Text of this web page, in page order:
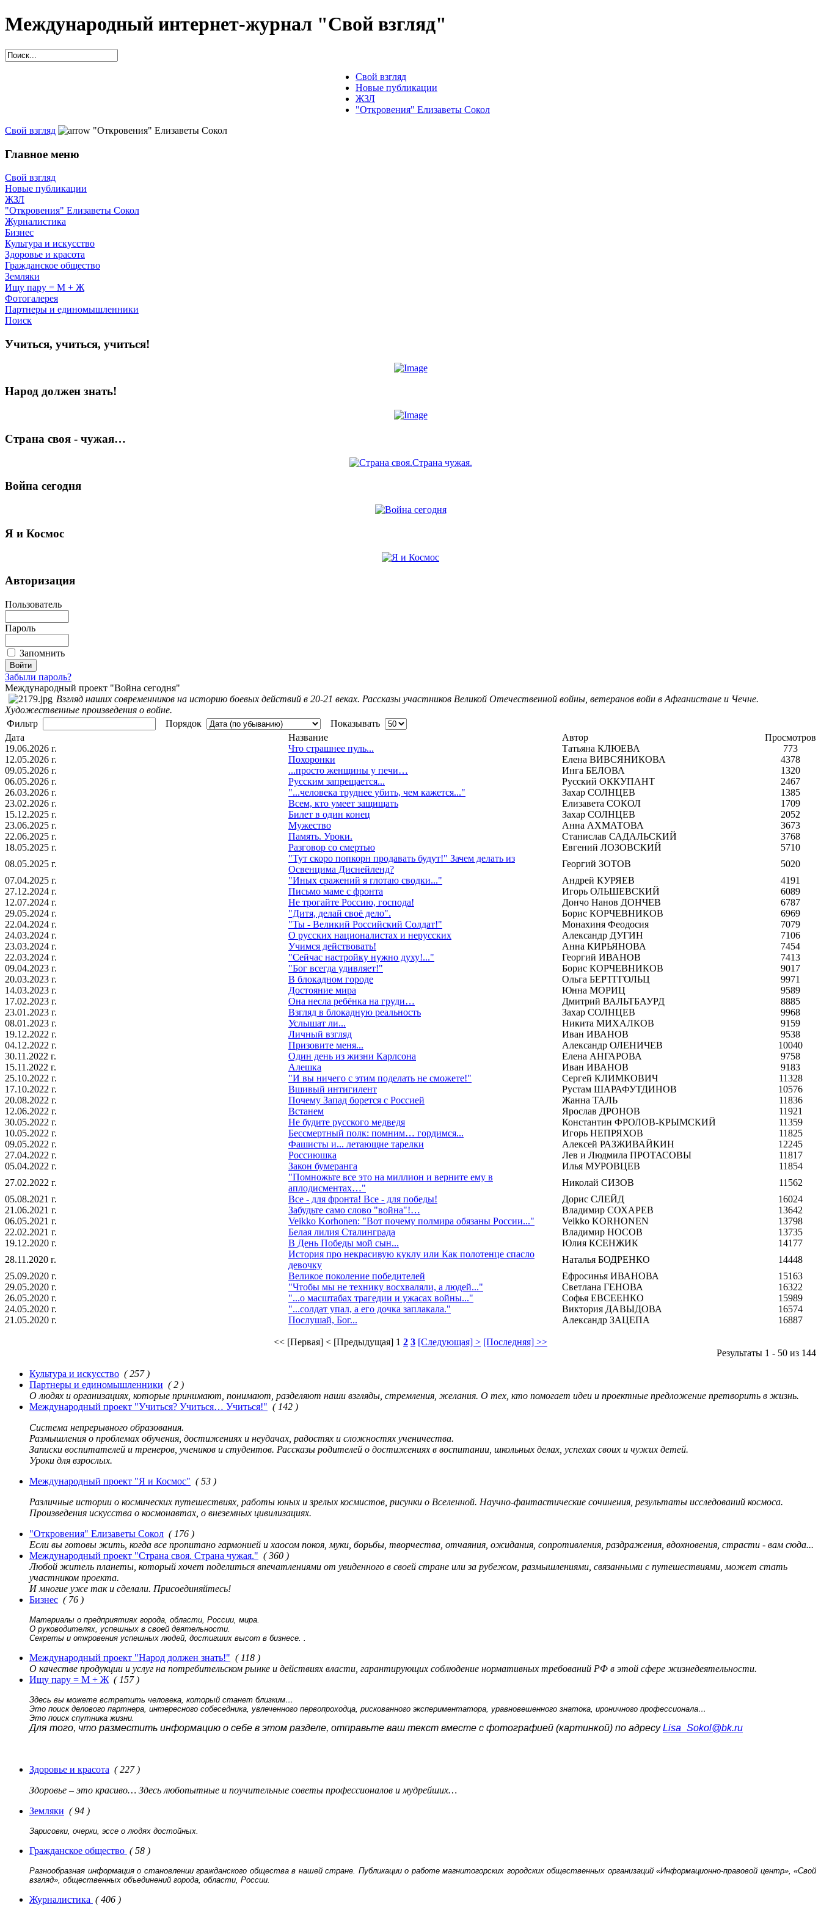
Международный интернет-журнал "Свой взгляд"
Свой взгляд
Новые публикации
ЖЗЛ
"Откровения" Елизаветы Сокол
Свой взгляд
"Откровения" Елизаветы Сокол
Главное меню
Свой взгляд
Новые публикации
ЖЗЛ
"Откровения" Елизаветы Сокол
Журналистика
Бизнес
Культура и искусство
Здоровье и красота
Гражданское общество
Земляки
Ищу пару = М + Ж
Фотогалерея
Партнеры и единомышленники
Поиск
Учиться, учиться, учиться!
Народ должен знать!
Страна своя - чужая…
Война сегодня
Я и Космос
Авторизация
Пользователь
Пароль
Запомнить
Забыли пароль?
Международный проект "Война сегодня"
Взгляд наших современников на историю боевых действий в 20-21 веках. Рассказы участников Великой Отечественной войны, ветеранов войн в Афганистане и Чечне.
Художественные произведения о войне.
Фильтр
Порядок
Показывать
Дата
Название Автор
Просмотров
19.06.2026 г.
Что страшнее пуль... Татьяна КЛЮЕВА
773
12.05.2026 г.
Похоронки Елена ВИВСЯНИКОВА
4378
09.05.2026 г.
...просто женщины у печи… Инга БЕЛОВА
1320
06.05.2026 г.
Русским запрещается... Русский ОККУПАНТ
2467
26.03.2026 г.
"...человека труднее убить, чем кажется..." Захар СОЛНЦЕВ
1385
23.02.2026 г.
Всем, кто умеет защищать Елизавета СОКОЛ
1709
15.12.2025 г.
Билет в один конец Захар СОЛНЦЕВ
2052
23.06.2025 г.
Мужество Анна АХМАТОВА
3673
22.06.2025 г.
Память. Уроки. Станислав САДАЛЬСКИЙ
3768
18.05.2025 г.
Разговор со смертью Евгений ЛОЗОВСКИЙ
5710
08.05.2025 г.
"Тут скоро попкорн продавать будут!" Зачем делать из
Освенцима Диснейленд?
Георгий ЗОТОВ
5020
07.04.2025 г.
"Иных сражений я глотаю сводки..." Андрей КУРЯЕВ
4191
27.12.2024 г.
Письмо маме с фронта Игорь ОЛЬШЕВСКИЙ
6089
12.07.2024 г.
Не трогайте Россию, господа! Дончо Нанов ДОНЧЕВ
6787
29.05.2024 г.
"Дитя, делай своё дело". Борис КОРЧЕВНИКОВ
6969
22.04.2024 г.
"Ты - Великий Российский Солдат!" Монахиня Феодосия
7079
24.03.2024 г.
О русских националистах и нерусских Александр ДУГИН
7106
23.03.2024 г.
Учимся действовать! Анна КИРЬЯНОВА
7454
22.03.2024 г.
"Сейчас настройку нужно духу!..." Георгий ИВАНОВ
7413
09.04.2023 г.
"Бог всегда удивляет!" Борис КОРЧЕВНИКОВ
9017
20.03.2023 г.
В блокадном городе Ольга БЕРТГГОЛЬЦ
9971
14.03.2023 г.
Достояние мира Юнна МОРИЦ
9589
17.02.2023 г.
Она несла ребёнка на груди… Дмитрий ВАЛЬТБАУРД
8885
23.01.2023 г.
Взгляд в блокадную реальность Захар СОЛНЦЕВ
9968
08.01.2023 г.
Услышат ли... Никита МИХАЛКОВ
9159
19.12.2022 г.
Личный взгляд Иван ИВАНОВ
9538
04.12.2022 г.
Призовите меня... Александр ОЛЕНИЧЕВ
10040
30.11.2022 г.
Один день из жизни Карлсона Елена АНГАРОВА
9758
15.11.2022 г.
Алешка Иван ИВАНОВ
9183
25.10.2022 г.
"И вы ничего с этим поделать не сможете!" Сергей КЛИМКОВИЧ
11328
17.10.2022 г.
Вшивый интигилент Рустам ШАРАФУТДИНОВ
10576
20.08.2022 г.
Почему Запад борется с Россией Жанна ТАЛЬ
11836
12.06.2022 г.
Встанем Ярослав ДРОНОВ
11921
30.05.2022 г.
Не будите русского медведя Константин ФРОЛОВ-КРЫМСКИЙ
11359
10.05.2022 г.
Бессмертный полк: помним… гордимся... Игорь НЕПРЯХОВ
11825
09.05.2022 г.
Фашисты и... летающие тарелки Алексей РАЗЖИВАЙКИН
12245
27.04.2022 г.
Россиюшка Лев и Людмила ПРОТАСОВЫ
11817
05.04.2022 г.
Закон бумеранга Илья МУРОВЦЕВ
11854
27.02.2022 г.
"Помножьте все это на миллион и верните ему в
аплодисментах…"
Николай СИЗОВ
11562
05.08.2021 г.
Все - для фронта! Все - для победы! Дорис СЛЕЙД
16024
21.06.2021 г.
Забудьте само слово "война"!… Владимир СОХАРЕВ
13642
06.05.2021 г.
Veikko Korhonen: "Вот почему полмира обязаны России..." Veikko KORHONEN
13798
22.02.2021 г.
Белая лилия Сталинграда Владимир НОСОВ
13735
19.12.2020 г.
В День Победы мой сын... Юлия КСЕНЖИК
14177
28.11.2020 г.
История про некрасивую куклу или Как полотенце спасло
девочку
Наталья БОДРЕНКО
14448
25.09.2020 г.
Великое поколение победителей Ефросинья ИВАНОВА
15163
29.05.2020 г.
"Чтобы мы не технику восхваляли, а людей..." Светлана ГЕНОВА
16322
26.05.2020 г.
"...о масштабах трагедии и ужасах войны..." Софья ЕВСЕЕНКО
15989
24.05.2020 г.
"...солдат упал, а его дочка заплакала." Виктория ДАВЫДОВА
16574
21.05.2020 г.
Послушай, Бог... Александр ЗАЦЕПА 16887
<< [Первая] < [Предыдущая] 1 2 3 [Следующая] > [Последняя] >>
Результаты 1 - 50 из 144
Культура и искусство ( 257 )
Партнеры и единомышленники ( 2 )
О людях и организациях, которые принимают, понимают, разделяют наши взгляды, стремления, желания. О тех, кто помогает идеи и проектные предложение претворить в жизнь.
Международный проект "Учиться? Учиться… Учиться!" ( 142 )
Система непрерывного образования.
Размышления о проблемах обучения, достижениях и неудачах, радостях и сложностях ученичества.
Записки воспитателей и тренеров, учеников и студентов. Рассказы родителей о достижениях в воспитании, школьных делах, успехах своих и чужих детей.
Уроки для взрослых.
Международный проект "Я и Космос" ( 53 )
Различные истории о космических путешествиях, работы юных и зрелых космистов, рисунки о Вселенной. Научно-фантастические сочинения, результаты исследований космоса.
Произведения искусства о космонавтах, о внеземных цивилизациях.
"Откровения" Елизаветы Сокол ( 176 )
Если вы готовы жить, когда все пропитано гармонией и хаосом покоя, муки, борьбы, творчества, отчаяния, ожидания, сопротивления, раздражения, вдохновения, страсти - вам сюда...
Международный проект "Страна своя. Страна чужая." ( 360 )
Любой житель планеты, который хочет поделиться впечатлениями от увиденного в своей стране или за рубежом, размышлениями, связанными с путешествиями, может стать
участником проекта.
И многие уже так и сделали. Присоединяйтесь!
Бизнес ( 76 )
Материалы о предприятиях города, области, России, мира.
О руководителях, успешных в своей деятельности.
Секреты и откровения успешных людей, достигших высот в бизнесе. .
Международный проект "Народ должен знать!" ( 118 )
О качестве продукции и услуг на потребительском рынке и действиях власти, гарантирующих соблюдение нормативных требований РФ в этой сфере жизнедеятельности.
Ищу пару = М + Ж ( 157 )
Здесь вы можете встретить человека, который станет близким…
Это поиск делового партнера, интересного собеседника, увлеченного первопроходца, рискованного экспериментатора, уравновешенного знатока, ироничного профессионала…
Это поиск спутника жизни.
Для того, что разместить информацию о себе в этом разделе, отправьте ваш текст вместе с фотографией (картинкой) по адресуLisa_Sokol@bk.ru
Здоровье и красота ( 227 )
Здоровье – это красиво… Здесь любопытные и поучительные советы профессионалов и мудрейших…
Земляки ( 94 )
Зарисовки, очерки, эссе о людях достойных.
Гражданское общество ( 58 )
Разнообразная информация о становлении гражданского общества в нашей стране. Публикации о работе магнитогорских городских общественных организаций «Информационно-правовой центр», «Свой
взгляд», общественных объединений города, области, России.
Журналистика ( 406 )